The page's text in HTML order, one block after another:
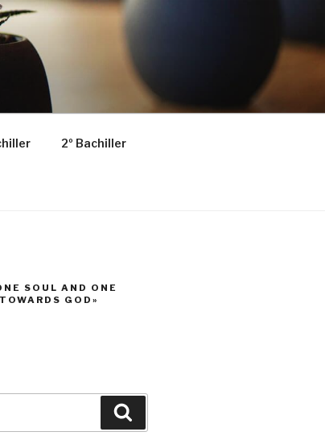
2º Bachiller
SOUL AND ONE
GOD»